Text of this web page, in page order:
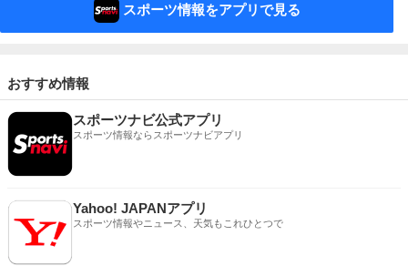
スポーツ情報をアプリで見る
おすすめ情報
スポーツナビ公式アプリ
スポーツ情報ならスポーツナビアプリ
Yahoo! JAPANアプリ
スポーツ情報やニュース、天気もこれひとつで